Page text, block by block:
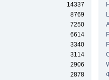
14337
8769
7250
6614
3340
3114
2906
2878